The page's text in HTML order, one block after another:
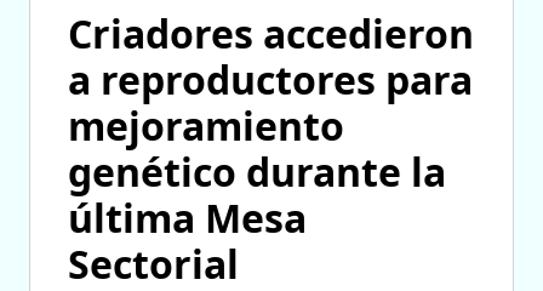
Criadores accedieron
a reproductores para
mejoramiento
genético durante la
última Mesa
Sectorial